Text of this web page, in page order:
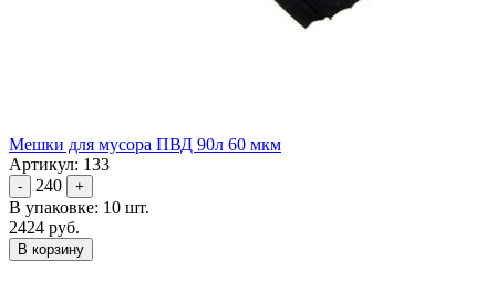
Мешки для мусора ПВД 90л 60 мкм
Артикул: 133
- 240 +
В упаковке: 10 шт.
2424 руб.
В корзину